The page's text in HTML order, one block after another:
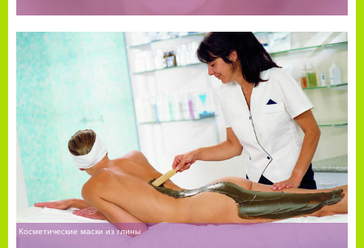
Косметические маски из глины